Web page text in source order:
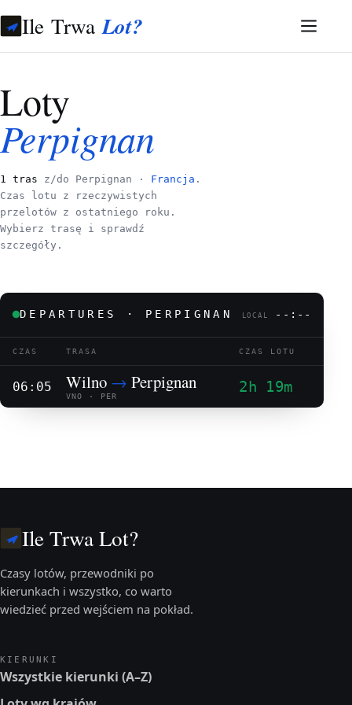
Ile TrwaLot?
Loty
Perpignan
1 tras z/do Perpignan · Francja .
Czas lotu z rzeczywistych
przelotów z ostatniego roku.
Wybierz trasę i sprawdź
szczegóły.
DEPARTURES · PERPIGNAN LOCAL --:--
CZAS TRASA CZAS LOTU
06:05 Wilno → Perpignan
VNO · PER
2h 19m
Ile Trwa Lot?
Czasy lotów, przewodniki po
kierunkach i wszystko, co warto
wiedzieć przed wejściem na pokład.
KIERUNKI
Wszystkie kierunki (A–Z)